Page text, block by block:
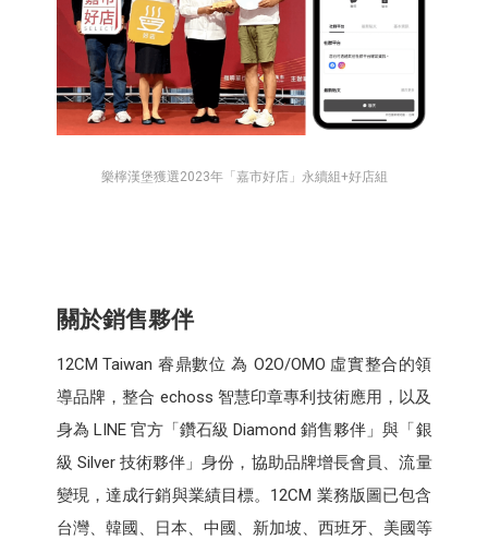
樂檸漢堡獲選2023年「嘉市好店」永續組+好店組
關於銷售夥伴
12CM Taiwan 睿鼎數位 為 O2O/OMO 虛實整合的領
導品牌，整合 echoss 智慧印章專利技術應用，以及
身為 LINE 官方「鑽石級 Diamond 銷售夥伴」與「銀
級 Silver 技術夥伴」身份，協助品牌增長會員、流量
變現，達成行銷與業績目標。12CM 業務版圖已包含
台灣、韓國、日本、中國、新加坡、西班牙、美國等